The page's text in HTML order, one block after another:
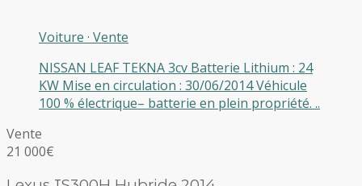
Voiture · Vente
NISSAN LEAF TEKNA 3cv Batterie Lithium : 24
KW Mise en circulation : 30/06/2014 Véhicule
100 % électrique– batterie en plein propriété. ..
Vente
21 000€